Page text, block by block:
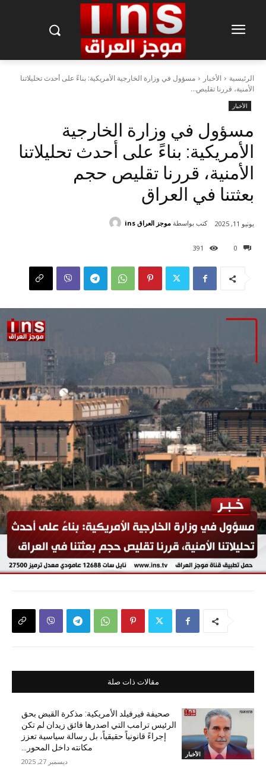
الرئيسية الأخبار
مسؤول في وزارة الخارجية الأمريكية: بناءً على أحدث تحليلاتنا
الأمنية، قررنا تقليص...
الأخبار
مسؤول في وزارة الخارجية
الأمريكية: بناءً على أحدث تحليلاتنا
الأمنية، قررنا تقليص حجم
بعثتنا في العراق
0
391
يونيو 11, 2025 كتب بواسطة موجز العراق ins
مقالات ذات صلة
الأخبار
صحيفة فيرفيلد الأمريكية: مذكرة القبض بحق
الرئيس ترامب التي اصدرها فائق زيدان لم تكن
إجراءً قانونياً حقيقياً، بل رسالة سياسية تعزز
مكانته داخل المحور...
ديسمبر 27, 2025